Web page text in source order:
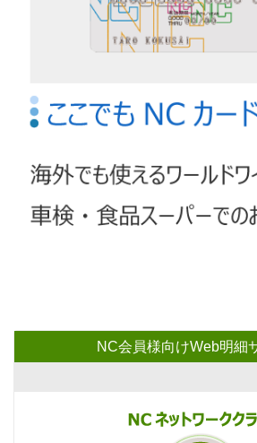
NC会員様向けWeb明細